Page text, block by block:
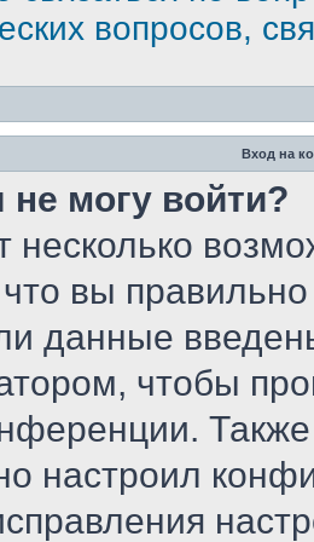
вопросов,
Вход на
не могу войти?
несколько
вы
данные
чтобы
настроил